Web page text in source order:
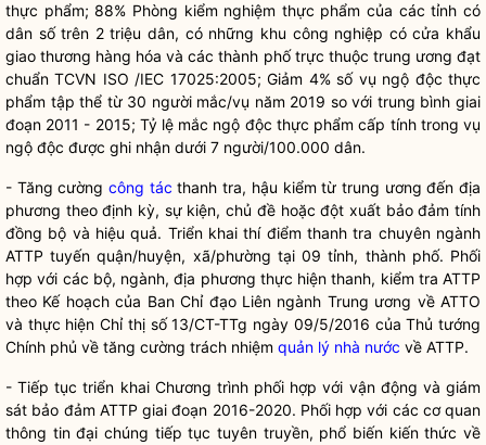
thực phẩm; 88% Phòng kiểm nghiệm thực phẩm của các tỉnh có
dân số trên 2 triệu dân, có những khu công nghiệp có cửa khẩu
giao thương hàng hóa và các thành phố trực thuộc trung ương đạt
chuẩn TCVN ISO /IEC 17025:2005; Giảm 4% số vụ ngộ độc thực
phẩm tập thể từ 30 người mắc/vụ năm 2019 so với trung bình giai
đoạn 2011 - 2015; Tỷ lệ mắc ngộ độc thực phẩm cấp tính trong vụ
ngộ độc được ghi nhận dưới 7 người/100.000 dân.
- Tăng cườngcông tác thanh tra, hậu kiểm từ trung ương đến địa
phương theo định kỳ, sự kiện, chủ đề hoặc đột xuất bảo đảm tính
đồng bộ và hiệu quả. Triển khai thí điểm thanh tra chuyên ngành
ATTP tuyến quận/huyện, xã/phường tại 09 tỉnh, thành phố. Phối
hợp với các bộ, ngành, địa phương thực hiện thanh, kiểm tra ATTP
theo Kế hoạch của BanChỉ đạoLiên ngành Trung ương về ATTO
và thực hiện Chỉ thị số 13/CT-TTg ngày 09/5/2016 của Thủ tướng
Chính phủ về tăng cường trách nhiệm quản lý nhà nước về ATTP.
- Tiếp tục triển khai Chương trình phối hợp với vận động và giám
sát bảo đảm ATTP giai đoạn 2016-2020. Phối hợp với các cơ quan
thông tin đại chúng tiếp tục tuyên truyền, phổ biến kiến thức về